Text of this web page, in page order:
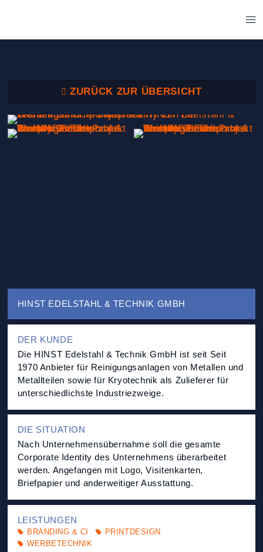
ZURÜCK ZUR ÜBERSICHT
HINST EDELSTAHL & TECHNIK GMBH
DER KUNDE
Die HINST Edelstahl & Technik GmbH ist seit Seit
1970 Anbieter für Reinigungsanlagen von Metallen und
Metallteilen sowie für Kryotechnik als Zulieferer für
unterschiedlichste Industriezweige.
DIE SITUATION
Nach Unternehmensübernahme soll die gesamte
Corporate Identity des Unternehmens überarbeitet
werden. Angefangen mit Logo, Visitenkarten,
Briefpapier und anderweitiger Ausstattung.
LEISTUNGEN
BRANDING & CI
PRINTDESIGN
WERBETECHNIK